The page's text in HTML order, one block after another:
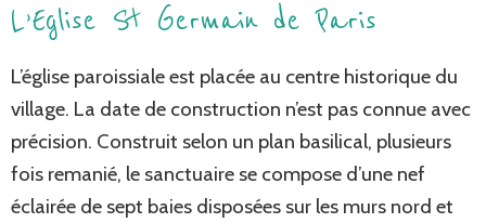
L’Eglise St Germain de Paris
L’église paroissiale est placée au centre historique du
village. La date de construction n’est pas connue avec
précision. Construit selon un plan basilical, plusieurs
fois remanié, le sanctuaire se compose d’une nef
éclairée de sept baies disposées sur les murs nord et